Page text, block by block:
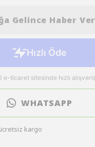
Gelince Haber Ver
WHATSAPP
kargo